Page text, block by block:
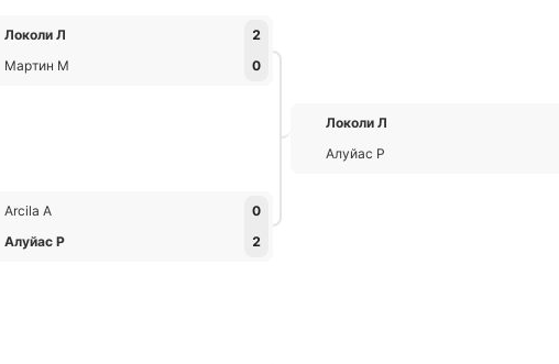
Локоли Л
2
Мартин М
0
Arcila А
0
Алуйас Р
2
Локоли Л
Алуйас Р